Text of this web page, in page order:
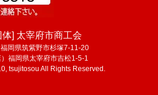
体] 太宰府市商工会
福岡県筑紫野市杉塚7-11-20
）福岡県太宰府市吉松1-5-1
tsujitosou All Rights Reserved.